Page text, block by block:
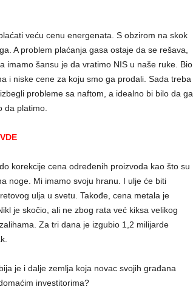
veću cenu energenata. S obzirom na skok
A problem plaćanja gasa ostaje da se rešava,
imamo šansu je da vratimo NIS u naše ruke. Bio
i niske cene za koju smo ga prodali. Sada treba
probleme sa naftom, a idealno bi bilo da ga
da platimo.
korekcije cena određenih proizvoda kao što su
noge. Mi imamo svoju hranu. I ulje će biti
ulja u svetu. Takođe, cena metala je
je skočio, ali ne zbog rata već kiksa velikog
Za tri dana je izgubio 1,2 milijarde
je i dalje zemlja koja novac svojih građana
investitorima?